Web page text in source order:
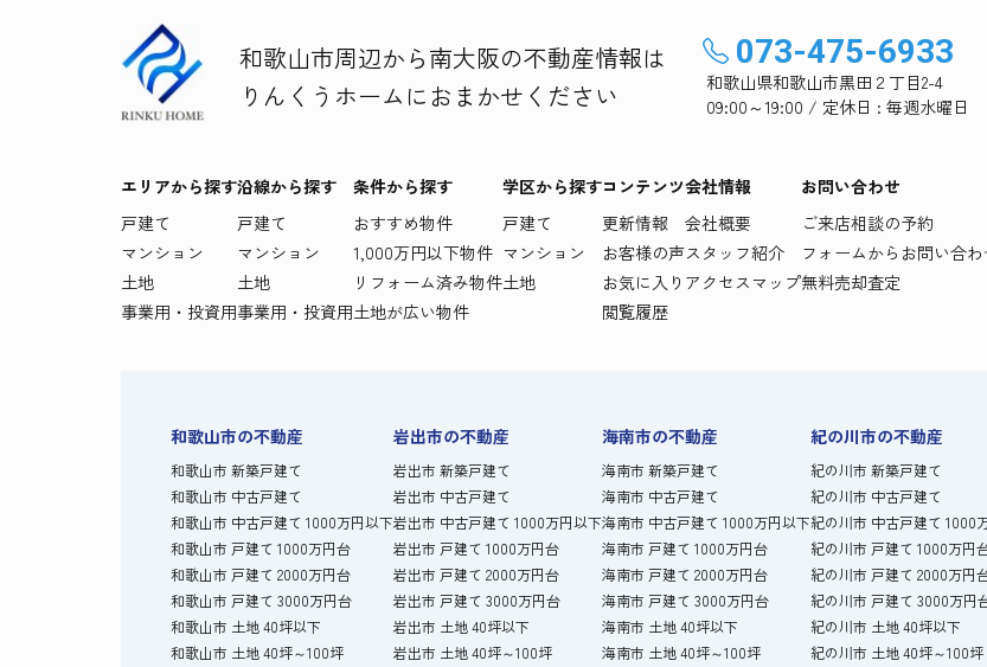
和歌山市周辺から南大阪の不動産情報は
りんくうホームにおまかせください
073-475-6933
和歌山県和歌山市黒田２丁目2-4
09:00～19:00 / 定休日 : 毎週水曜日
エリアから探す
戸建て
マンション
土地
事業用・投資用
沿線から探す
戸建て
マンション
土地
事業用・投資用
条件から探す
おすすめ物件
1,000万円以下物件
リフォーム済み物件
土地が広い物件
学区から探す
戸建て
マンション
土地
コンテンツ
更新情報
お客様の声
お気に入り
閲覧履歴
会社情報
会社概要
スタッフ紹介
アクセスマップ
お問い合わせ
ご来店相談の予約
フォームからお問い合わ
無料売却査定
和歌山市の不動産
和歌山市 新築戸建て
和歌山市 中古戸建て
和歌山市 中古戸建て 1000万円以下
和歌山市 戸建て 1000万円台
和歌山市 戸建て 2000万円台
和歌山市 戸建て 3000万円台
和歌山市 土地 40坪以下
和歌山市 土地 40坪～100坪
岩出市の不動産
岩出市 新築戸建て
岩出市 中古戸建て
岩出市 中古戸建て 1000万円以下
岩出市 戸建て 1000万円台
岩出市 戸建て 2000万円台
岩出市 戸建て 3000万円台
岩出市 土地 40坪以下
岩出市 土地 40坪～100坪
海南市の不動産
海南市 新築戸建て
海南市 中古戸建て
海南市 中古戸建て 1000万円以下
海南市 戸建て 1000万円台
海南市 戸建て 2000万円台
海南市 戸建て 3000万円台
海南市 土地 40坪以下
海南市 土地 40坪～100坪
紀の川市の不動産
紀の川市 新築戸建て
紀の川市 中古戸建て
紀の川市 中古戸建て 1000
紀の川市 戸建て 1000万円
紀の川市 戸建て 2000万円
紀の川市 戸建て 3000万円
紀の川市 土地 40坪以下
紀の川市 土地 40坪～100坪